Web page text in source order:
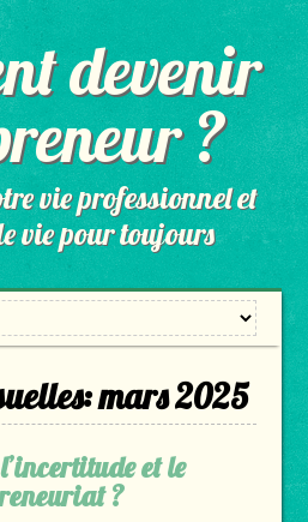
devenir
?
vie professionnel et
vie pour toujours
mars 2025
et le
?